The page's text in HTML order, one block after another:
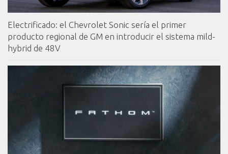
Electrificado: el Chevrolet Sonic sería el primer
producto regional de GM en introducir el sistema mild-
hybrid de 48V